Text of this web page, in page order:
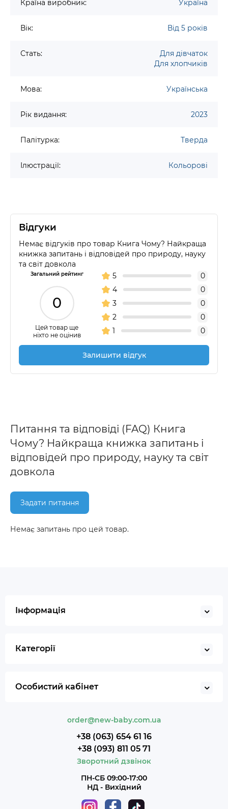
Країна виробник: Україна
Вік: Від 5 років
Стать:
Для дівчаток
Для хлопчиків
Мова: Українська
Рік видання: 2023
Палітурка: Тверда
Ілюстрації: Кольорові
Відгуки
Немає відгуків про товар Книга Чому? Найкраща
книжка запитань і відповідей про природу, науку
та світ довкола
Загальний рейтинг
0
Цей товар ще
ніхто не оцінив
5
0
4
0
3
0
2
0
1
0
Залишити відгук
Питання та відповіді (FAQ) Книга
Чому? Найкраща книжка запитань і
відповідей про природу, науку та світ
довкола
Задати питання
Немає запитань про цей товар.
Інформація
Категорії
Особистий кабінет
order@new-baby.com.ua
+38 (063) 654 61 16
+38 (093) 811 05 71
Зворотний дзвінок
ПН-СБ 09:00-17:00
НД - Вихідний